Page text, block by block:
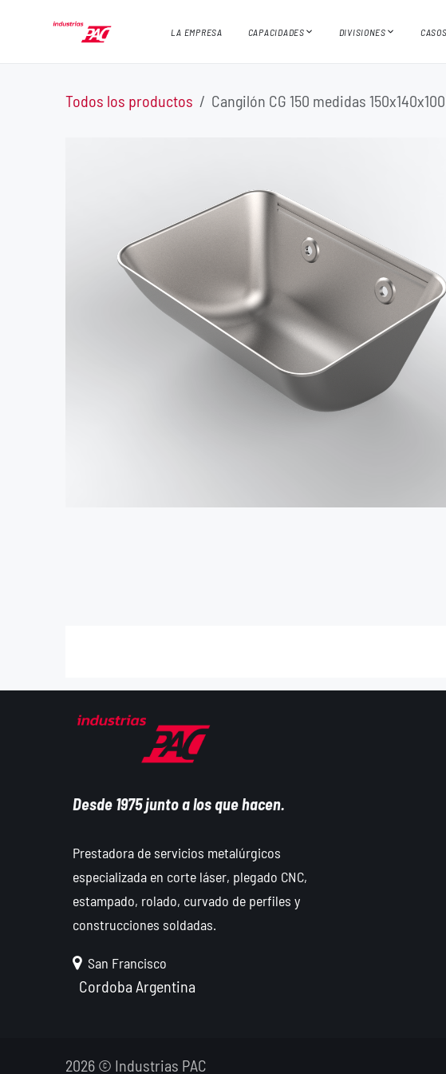
LA EMPRESA CAPACIDADES DIVISIONES CASOS
Todos los productos Cangilón CG 150 medidas
Desde 1975 junto a los que hacen.
Prestadora de servicios metalúrgicos
especializada en corte láser, plegado CNC,
estampado, rolado, curvado de perfiles y
construcciones soldadas.
San Francisco
Cordoba Argentina
2026 © Industrias PAC